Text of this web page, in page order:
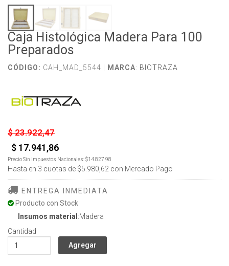
Caja Histológica Madera Para 100
Preparados
CÓDIGO: CAH_MAD_5544 | MARCA: BIOTRAZA
$ 23.922,47
$ 17.941,86
Precio Sin Impuestos Nacionales:$14.827,98
Hasta en 3 cuotas de $5.980,62 con Mercado Pago
ENTREGA INMEDIATA
Producto con Stock
Insumos material :Madera
Cantidad